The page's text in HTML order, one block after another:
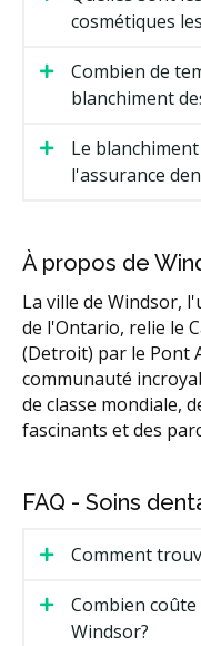
cosmétiques
Combien de
blanchiment
Le
l'assurance
À propos de
La ville de Windsor,
de l'Ontario, relie le
(Detroit) par le Pont
communauté
de classe mondiale,
fascinants et des
FAQ - Soins
Comment
Combien
Windsor?